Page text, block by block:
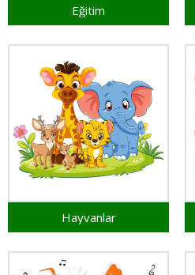
Eğitim
Hayvanlar